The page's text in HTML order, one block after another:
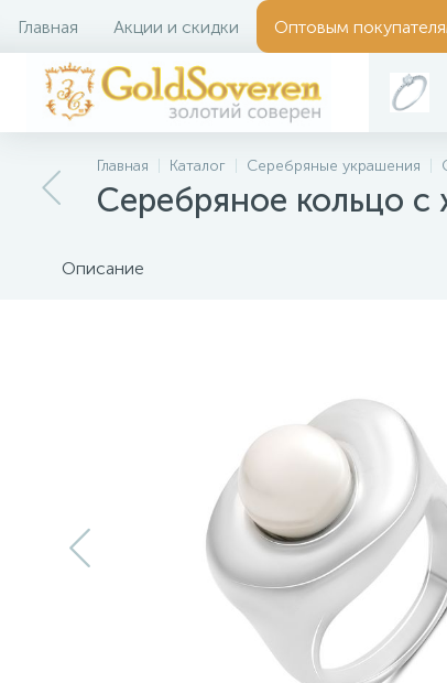
Главная Акции и скидки Оптовым
Главная Каталог Серебряные украшения
Серебряное кольцо с
Описание